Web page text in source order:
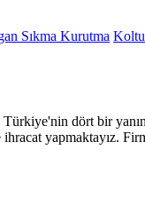
Sıkma Kurutma
Türkiye'nin dört bir
yapmaktayız.